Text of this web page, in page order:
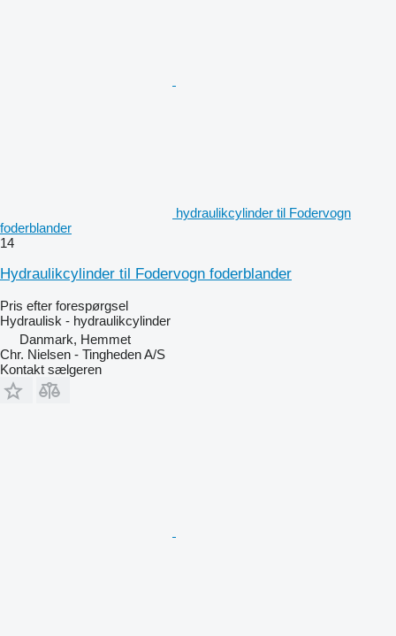
hydraulikcylinder til Fodervogn
foderblander
14
Hydraulikcylinder til Fodervogn foderblander
Pris efter forespørgsel
Hydraulisk - hydraulikcylinder
Danmark, Hemmet
Chr. Nielsen - Tingheden A/S
Kontakt sælgeren